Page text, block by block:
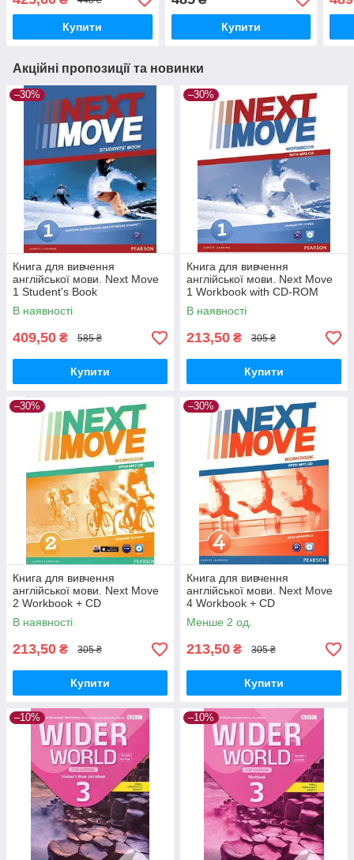
Купити Купити
Акційні пропозиції та новинки
–30%
Книга для вивчення
англійської мови. Next Move
1 Student's Book
В наявності
409,50 ₴ 585 ₴
Купити
–30%
Книга для вивчення
англійської мови. Next Move
1 Workbook with CD-ROM
В наявності
213,50 ₴ 305 ₴
Купити
–30%
Книга для вивчення
англійської мови. Next Move
2 Workbook + CD
В наявності
213,50 ₴ 305 ₴
Купити
–30%
Книга для вивчення
англійської мови. Next Move
4 Workbook + CD
Менше 2 од.
213,50 ₴ 305 ₴
Купити
–10% –10%